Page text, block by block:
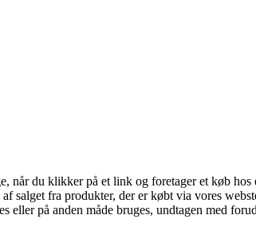
når du klikker på et link og foretager et køb hos
salget fra produkter, der er købt via vores
eller på anden måde bruges, undtagen med